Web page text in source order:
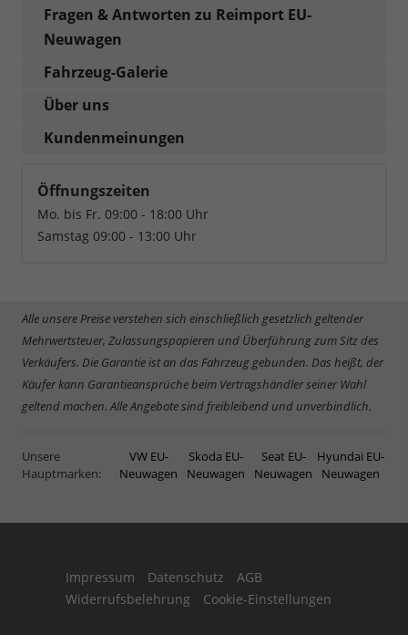
Fragen & Antworten zu Reimport EU-
Neuwagen
Fahrzeug-Galerie
Über uns
Kundenmeinungen
Öffnungszeiten
Mo. bis Fr. 09:00 - 18:00 Uhr
Samstag 09:00 - 13:00 Uhr
Alle unsere Preise verstehen sich einschließlich gesetzlich geltender
Mehrwertsteuer, Zulassungspapieren und Überführung zum Sitz des
Verkäufers. Die Garantie ist an das Fahrzeug gebunden. Das heißt, der
Käufer kann Garantieansprüche beim Vertragshändler seiner Wahl
geltend machen. Alle Angebote sind freibleibend und unverbindlich.
Unsere
Hauptmarken:
VW EU-
Neuwagen
Skoda EU-
Neuwagen
Seat EU-
Neuwagen
Hyundai EU-
Neuwagen
Impressum Datenschutz
AGB
Widerrufsbelehrung
Cookie-Einstellungen